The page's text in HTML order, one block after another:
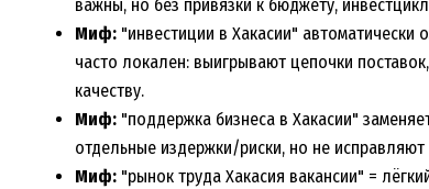
важны, но без привязки к бюджету,
Миф: "инвестиции в Хакасии"
часто локален: выигрывают цепочки
качеству.
Миф: "поддержка бизнеса в Хакасии"
отдельные издержки/риски, но не
Миф: "рынок труда Хакасия вакансии" =